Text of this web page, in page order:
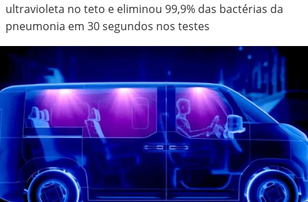
ultravioleta no teto e eliminou 99,9% das bactérias da
pneumonia em 30 segundos nos testes